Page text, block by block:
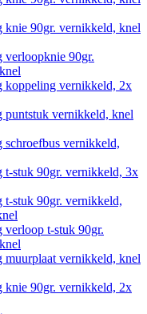
knie 90gr. vernikkeld, knel
verloopknie 90gr.
koppeling vernikkeld, 2x
puntstuk vernikkeld, knel
schroefbus vernikkeld,
t-stuk 90gr. vernikkeld, 3x
t-stuk 90gr. vernikkeld,
verloop t-stuk 90gr.
muurplaat vernikkeld, knel
knie 90gr. vernikkeld, 2x